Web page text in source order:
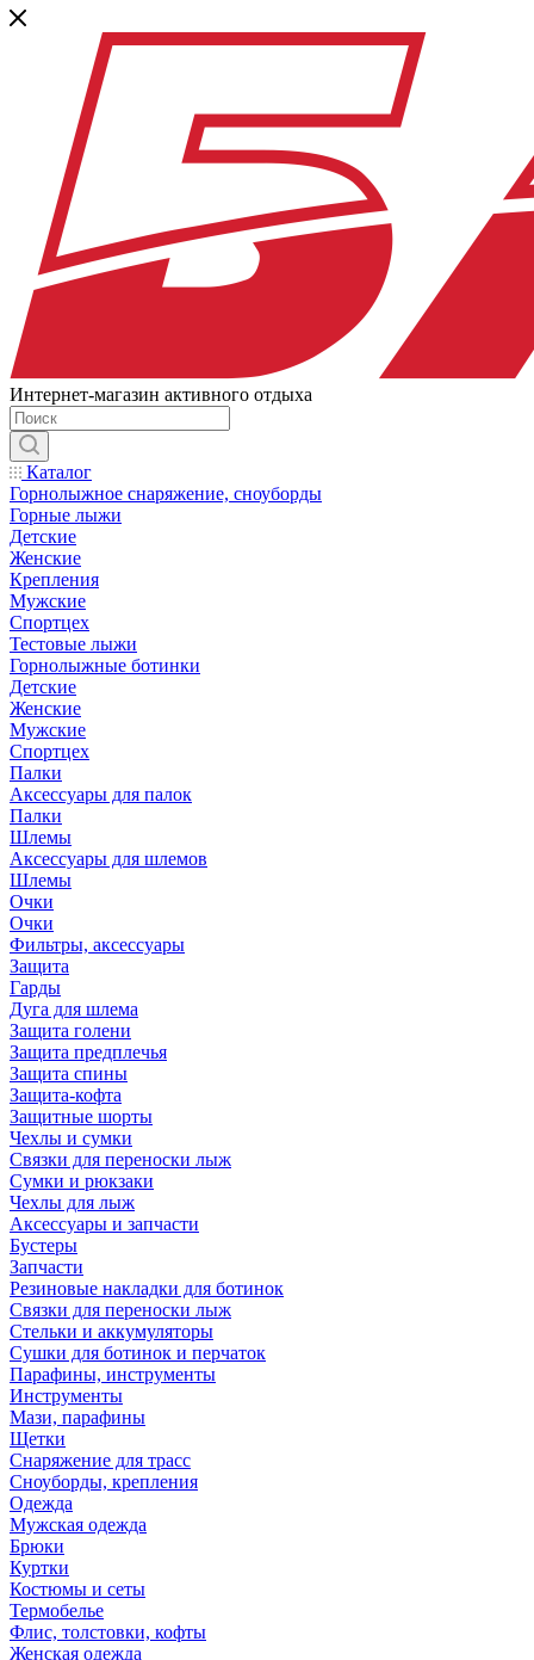
Интернет-магазин активного отдыха
Каталог
Горнолыжное снаряжение, сноуборды
Горные лыжи
Детские
Женские
Крепления
Мужские
Спортцех
Тестовые лыжи
Горнолыжные ботинки
Детские
Женские
Мужские
Спортцех
Палки
Аксессуары для палок
Палки
Шлемы
Аксессуары для шлемов
Шлемы
Очки
Очки
Фильтры, аксессуары
Защита
Гарды
Дуга для шлема
Защита голени
Защита предплечья
Защита спины
Защита-кофта
Защитные шорты
Чехлы и сумки
Связки для переноски лыж
Сумки и рюкзаки
Чехлы для лыж
Аксессуары и запчасти
Бустеры
Запчасти
Резиновые накладки для ботинок
Связки для переноски лыж
Стельки и аккумуляторы
Сушки для ботинок и перчаток
Парафины, инструменты
Инструменты
Мази, парафины
Щетки
Снаряжение для трасс
Сноуборды, крепления
Одежда
Мужская одежда
Брюки
Куртки
Костюмы и сеты
Термобелье
Флис, толстовки, кофты
Женская одежда